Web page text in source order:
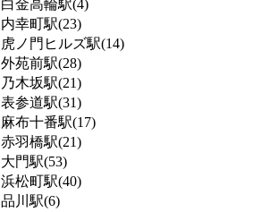
白金高輪駅(4)
内幸町駅(23)
虎ノ門ヒルズ駅(14)
外苑前駅(28)
乃木坂駅(21)
表参道駅(31)
麻布十番駅(17)
赤羽橋駅(21)
大門駅(53)
浜松町駅(40)
品川駅(6)